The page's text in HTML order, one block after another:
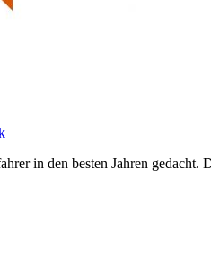
in den besten Jahren